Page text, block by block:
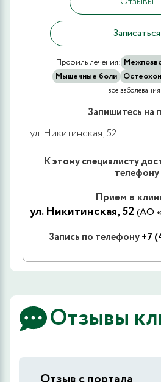
Записаться
Профиль лечения:
Мышечные боли
все
Запишитесь на
ул. Никитинская, 52
К этому специалисту
телефону
Прием в
ул. Никитинская, 52(АО
Запись по телефону+7
Отзывы